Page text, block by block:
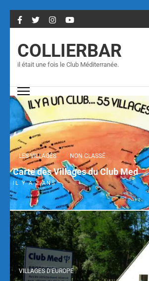
COLLIERBAR
il était une fois le Club Méditerranée.
LES VILLAGES NON CLASSÉ
Carte des Villages du Club Med
IL Y A 2 ANS
VILLAGES D'EUROPE